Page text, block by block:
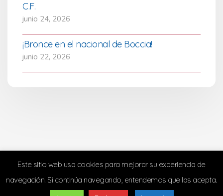
C.F.
junio 24, 2026
¡Bronce en el nacional de Boccia!
junio 22, 2026
Este sitio web usa cookies para mejorar su experiencia de
navegación. Si continúa navegando, entendemos que las acepta.